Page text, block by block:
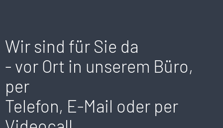
Wir sind für Sie da
- vor Ort in unserem Büro,
per
Telefon, E-Mail oder per